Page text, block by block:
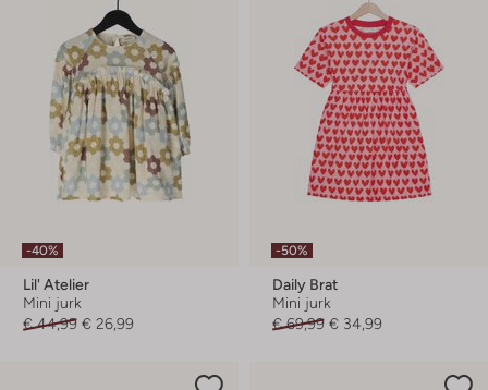
-40%
Lil' Atelier
Mini jurk
€ 44,99 € 26,99
-50%
Daily Brat
Mini jurk
€ 69,99 € 34,99